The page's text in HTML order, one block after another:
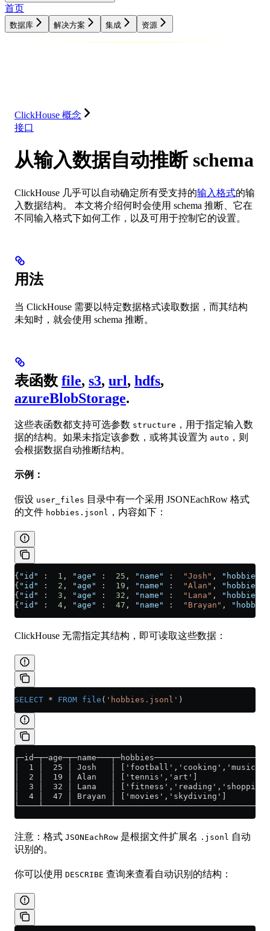
首页
数据库 解决方案 集成 资源
ClickHouse 概念
接口
从输入数据自动推断 schema
ClickHouse 几乎可以自动确定所有受支持的输入格式的输
入数据结构。 本文将介绍何时会使用 schema 推断、它在
不同输入格式下如何工作，以及可用于控制它的设置。
用法
当 ClickHouse 需要以特定数据格式读取数据，而其结构
未知时，就会使用 schema 推断。
表函数 file, s3, url, hdfs,
azureBlobStorage.
这些表函数都支持可选参数 structure ，用于指定输入数
据的结构。如果未指定该参数，或将其设置为 auto ，则
会根据数据自动推断结构。
示例：
假设 user_files 目录中有一个采用 JSONEachRow 格式
的文件 hobbies.jsonl ，内容如下：
{ "id" : 1 , "age" : 25 , "name" : "Josh" , "hobbies"
{ "id" : 2 , "age" : 19 , "name" : "Alan" , "hobbies"
{ "id" : 3 , "age" : 32 , "name" : "Lana" , "hobbies"
{ "id" : 4 , "age" : 47 , "name" : "Brayan" ,
ClickHouse 无需指定其结构，即可读取这些数据：
SELECT * FROM file ( 'hobbies.jsonl' )
│  1 │  25 │ Josh   │ ['football','cooking','music']
│  2 │  19 │ Alan   │ ['tennis','art']
│  3 │  32 │ Lana   │
│  4 │  47 │ Brayan │ ['movies','skydiving']
注意：格式 JSONEachRow 是根据文件扩展名 .jsonl 自动
识别的。
你可以使用 DESCRIBE 查询来查看自动识别的结构：